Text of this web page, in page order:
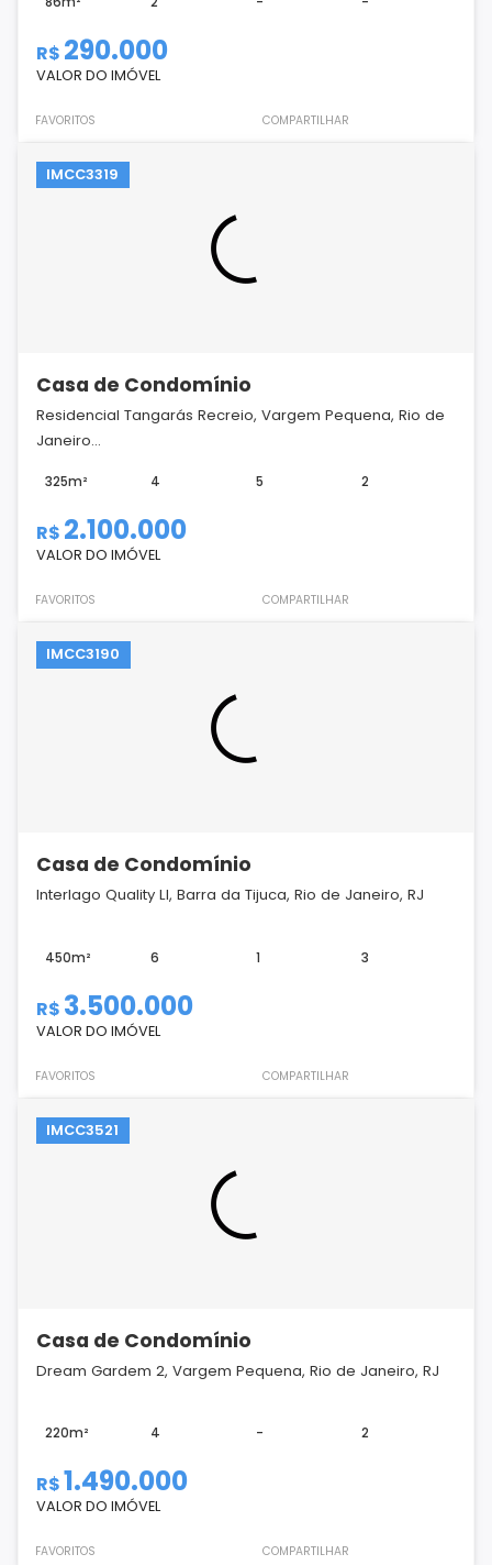
R$ 290.000
VALOR DO IMÓVEL
FAVORITOS COMPARTILHAR
IMCC3319
Casa de Condomínio
Residencial Tangarás Recreio, Vargem Pequena, Rio de
Janeiro...
325m² 4 5 2
R$ 2.100.000
VALOR DO IMÓVEL
FAVORITOS COMPARTILHAR
IMCC3190
Casa de Condomínio
Interlago Quality Ll, Barra da Tijuca, Rio de Janeiro, RJ
450m² 6 1 3
R$ 3.500.000
VALOR DO IMÓVEL
FAVORITOS COMPARTILHAR
IMCC3521
Casa de Condomínio
Dream Gardem 2, Vargem Pequena, Rio de Janeiro, RJ
220m² 4 - 2
R$1.490.000
VALOR DO IMÓVEL
FAVORITOS COMPARTILHAR